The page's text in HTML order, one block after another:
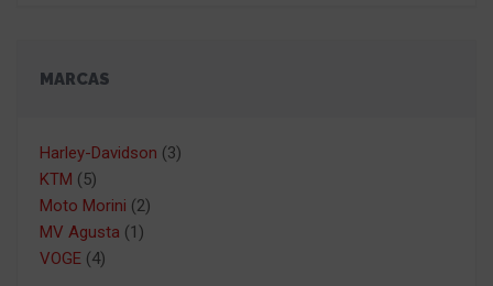
MARCAS
Harley-Davidson (3)
KTM (5)
Moto Morini (2)
MV Agusta (1)
VOGE (4)